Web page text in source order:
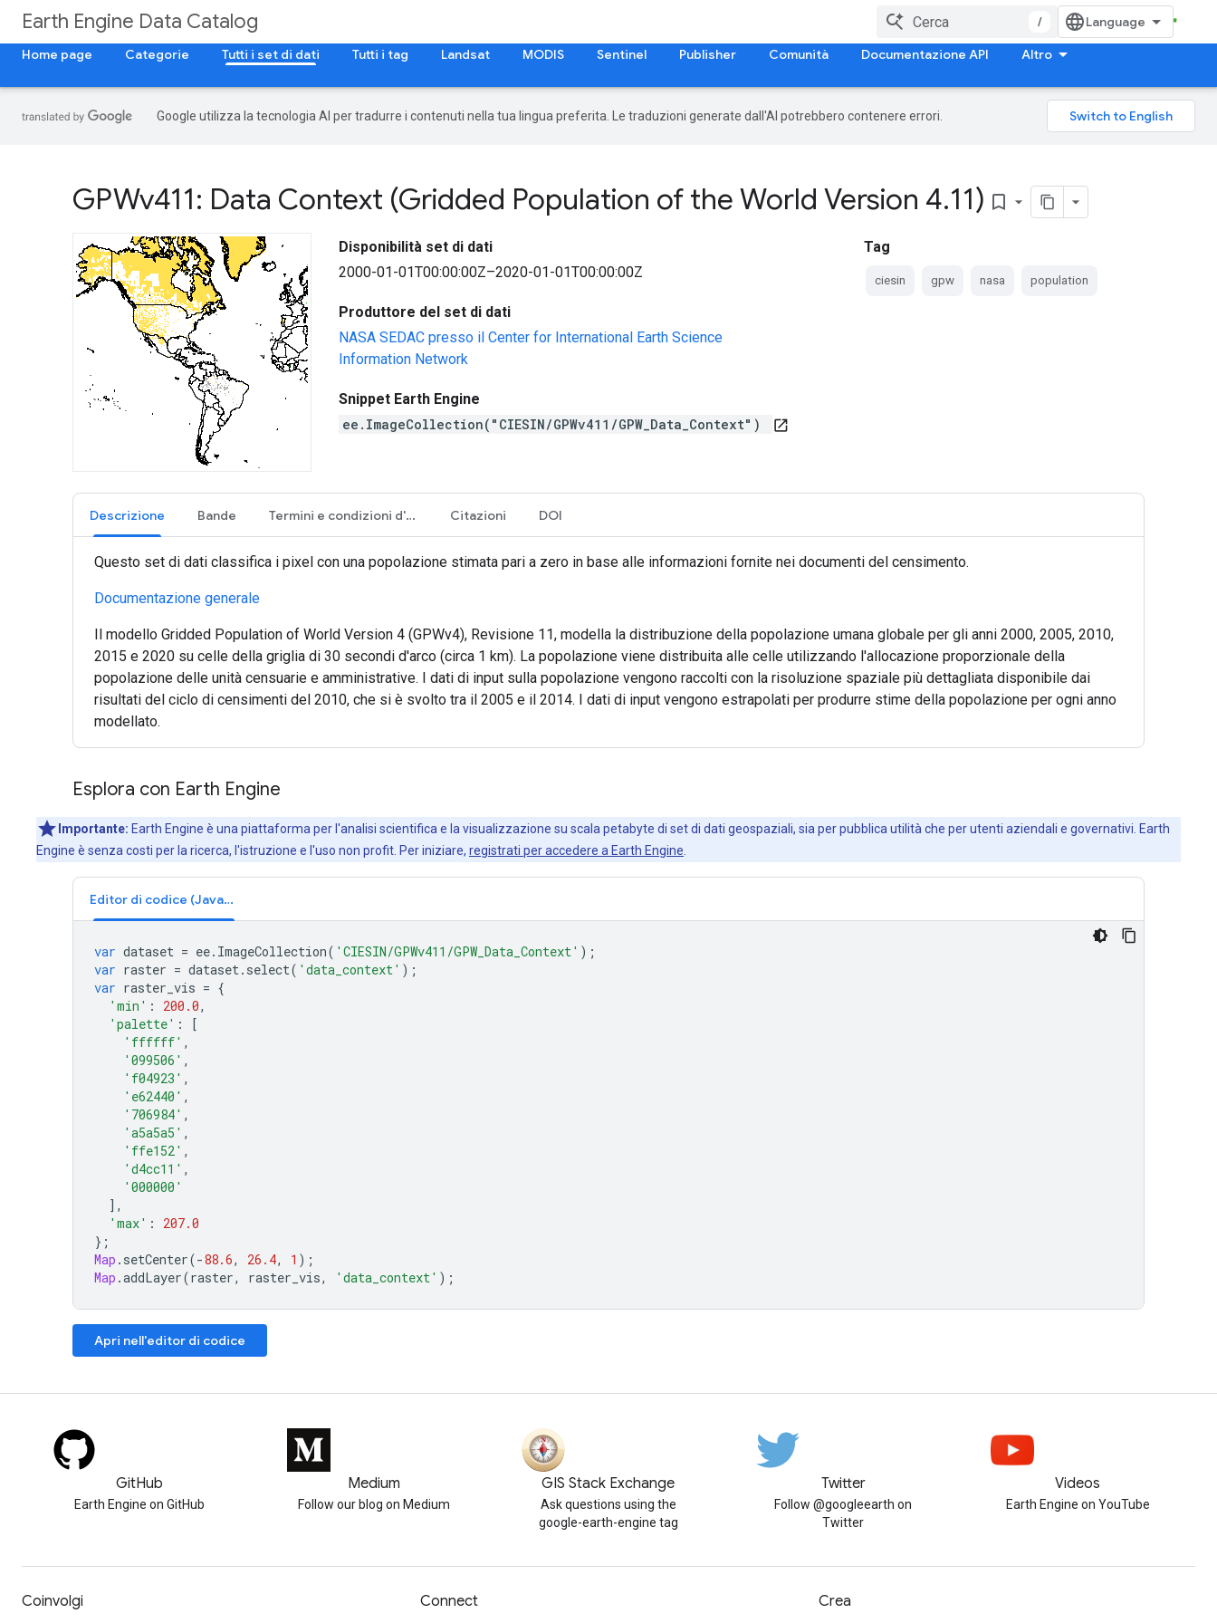
Earth Engine Data Catalog
/
Home page
Categorie Tutti i set di dati Tutti i tag Landsat MODIS Sentinel Publisher Comunità Documentazione API Altro
Google utilizza la tecnologia AI per tradurre i contenuti nella tua lingua preferita. Le traduzioni generate dall'AI potrebbero contenere errori.
GPWv411: Data Context (Gridded Population of the World Version 4.11) bookmark_border
Disponibilità set di dati
2000-01-01T00:00:00Z–2020-01-01T00:00:00Z
Produttore del set di dati
NASA SEDAC presso il Center for International Earth Science
Information Network
Snippet Earth Engine
ee.ImageCollection("CIESIN/GPWv411/GPW_Data_Context")
open_in_new
Tag
ciesin gpw nasa population
Descrizione Bande Termini e condizioni d'uso Citazioni DOI
Questo set di dati classifica i pixel con una popolazione stimata pari a zero in base alle informazioni fornite nei documenti del censimento.
Documentazione generale
Il modello Gridded Population of World Version 4 (GPWv4), Revisione 11, modella la distribuzione della popolazione umana globale per gli anni 2000, 2005, 2010,
2015 e 2020 su celle della griglia di 30 secondi d'arco (circa 1 km). La popolazione viene distribuita alle celle utilizzando l'allocazione proporzionale della
popolazione delle unità censuarie e amministrative. I dati di input sulla popolazione vengono raccolti con la risoluzione spaziale più dettagliata disponibile dai
risultati del ciclo di censimenti del 2010, che si è svolto tra il 2005 e il 2014. I dati di input vengono estrapolati per produrre stime della popolazione per ogni anno
modellato.
Esplora con Earth Engine
Importante: Earth Engine è una piattaforma per l'analisi scientifica e la visualizzazione su scala petabyte di set di dati geospaziali, sia per pubblica utilità che per utenti aziendali e governativi. Earth
Engine è senza costi per la ricerca, l'istruzione e l'uso non profit. Per iniziare, registrati per accedere a Earth Engine
Editor di codice (JavaScript)
var dataset = ee. ImageCollection( 'CIESIN/GPWv411/GPW_Data_Context' );
var raster = dataset. select( 'data_context' );
var raster_vis = {
'min' : 200.0,
'palette' :
[
'ffffff' ,
'099506' ,
'f04923' ,
'e62440' ,
'706984' ,
'a5a5a5' ,
'ffe152' ,
'd4cc11' ,
'000000'
],
'max' :
207.0
};
Map . setCenter(-88.6, 26.4, 1 );
Map .addLayer(raster, raster_vis, 'data_context' );
Apri nell'editor di codice
GitHub
Earth Engine on GitHub
Medium
Follow our blog on Medium
GIS Stack Exchange
Ask questions using the
google-earth-engine tag
Twitter
Follow @googleearth on
Twitter
Videos
Earth Engine on YouTube
Coinvolgi Connect Crea